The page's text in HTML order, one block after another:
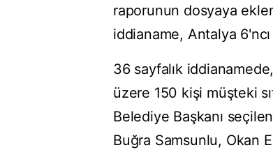
raporunun dosyaya
iddianame, Antalya
36 sayfalık
üzere 150 kişi müşteki
Belediye Başkanı
Buğra Samsunlu, Okan